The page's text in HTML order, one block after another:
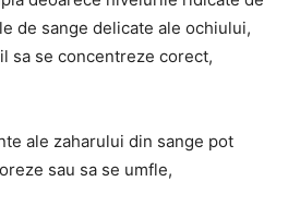
de sange delicate ale ochiului,
sa se concentreze corect,
ale zaharului din sange pot
sau sa se umfle,